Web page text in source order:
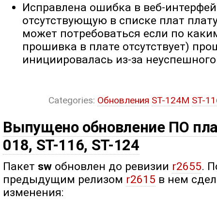
Исправлена ошибка в веб-
отсутствующую в списке плат
может потребоваться если по
прошивка в плате отсутствует)
инициировалась из-за
Categories: Обновления ST-124M ST-
Выпущено обновление ПО
018, ST-116, ST-124
Пакет sw обновлен до ревизии r2655.
предыдущим релизом r2615 в нем
изменения: